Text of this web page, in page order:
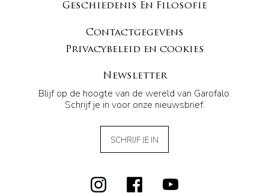
Geschiedenis En Filosofie
Contactgegevens
Privacybeleid en cookies
Newsletter
Blijf op de hoogte van de wereld van Garofalo.
Schrijf je in voor onze nieuwsbrief.
SCHRIJF JE IN